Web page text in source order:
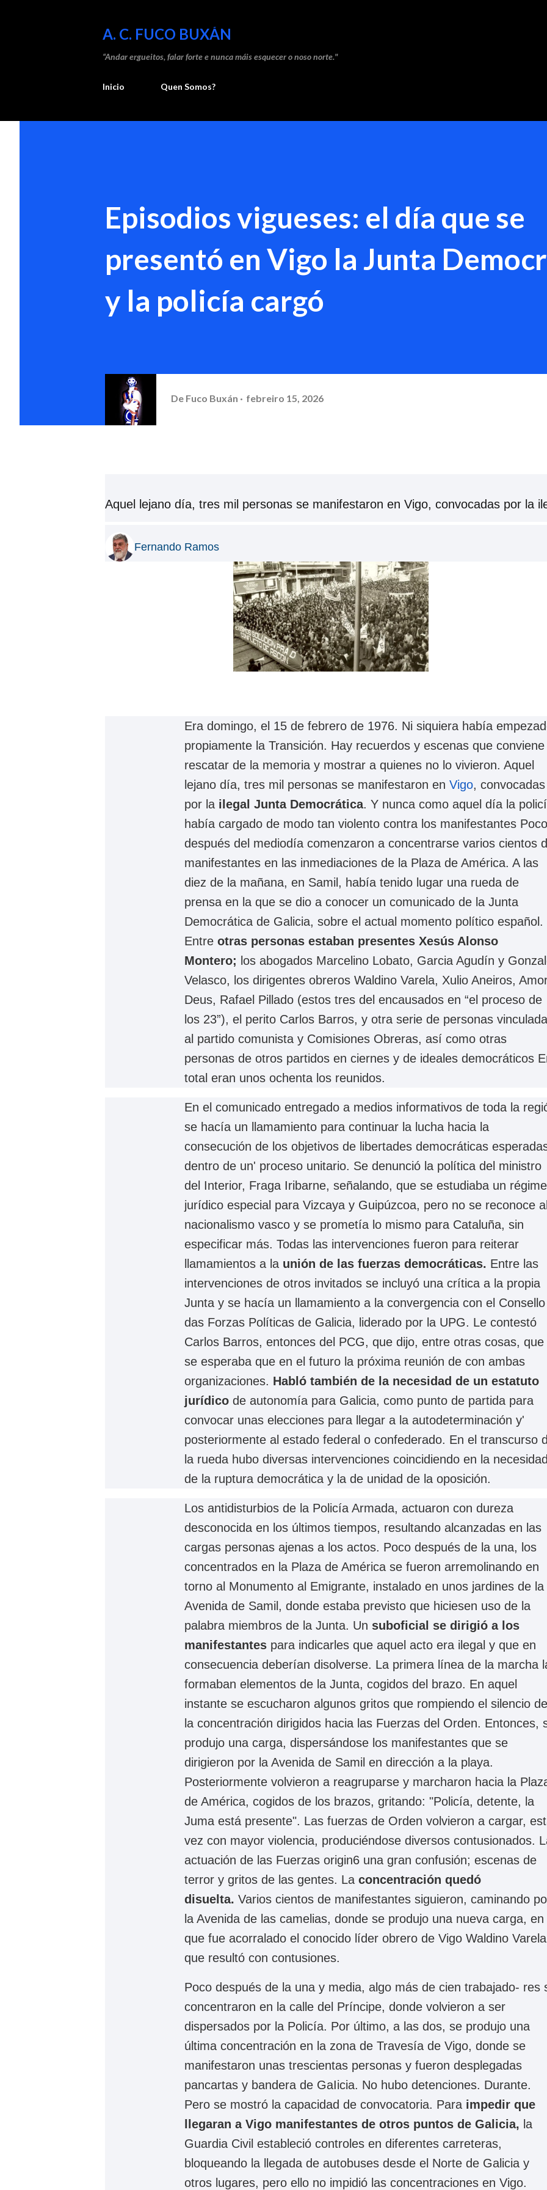
A. C. FUCO BUXÁN
“Andar ergueitos, falar forte e nunca máis esquecer o noso norte."
Inicio Quen Somos?
Episodios vigueses: el día que se
presentó en Vigo la Junta
y la policía cargó
De Fuco Buxán febreiro 15, 2026
Aquel lejano día, tres mil personas se manifestaron en Vigo, convocadas por la
Fernando Ramos
Era domingo, el 15 de febrero de 1976. Ni siquiera había empezado
propiamente la Transición. Hay recuerdos y escenas que conviene
rescatar de la memoria y mostrar a quienes no lo vivieron. Aquel
lejano día, tres mil personas se manifestaron en Vigo, convocadas
por la ilegal Junta Democrática. Y nunca como aquel día la
había cargado de modo tan violento contra los manifestantes Poco
después del mediodía comenzaron a concentrarse varios cientos
manifestantes en las inmediaciones de la Plaza de América. A las
diez de la mañana, en Samil, había tenido lugar una rueda de
prensa en la que se dio a conocer un comunicado de la Junta
Democrática de Galicia, sobre el actual momento político español.
Entre otras personas estaban presentes Xesús Alonso
Montero; los abogados Marcelino Lobato, Garcia Agudín y
Velasco, los dirigentes obreros Waldino Varela, Xulio Aneiros,
Deus, Rafael Pillado (estos tres del encausados en “el proceso de
los 23”), el perito Carlos Barros, y otra serie de personas
al partido comunista y Comisiones Obreras, así como otras
personas de otros partidos en ciernes y de ideales democráticos
total eran unos ochenta los reunidos.
En el comunicado entregado a medios informativos de toda la
se hacía un llamamiento para continuar la lucha hacia la
consecución de los objetivos de libertades democráticas
dentro de un' proceso unitario. Se denunció la política del ministro
del Interior, Fraga Iribarne, señalando, que se estudiaba un
jurídico especial para Vizcaya y Guipúzcoa, pero no se reconoce
nacionalismo vasco y se prometía lo mismo para Cataluña, sin
especificar más. Todas las intervenciones fueron para reiterar
llamamientos a la unión de las fuerzas democráticas. Entre las
intervenciones de otros invitados se incluyó una crítica a la propia
Junta y se hacía un llamamiento a la convergencia con el Consello
das Forzas Políticas de Galicia, liderado por la UPG. Le contestó
Carlos Barros, entonces del PCG, que dijo, entre otras cosas, que
se esperaba que en el futuro la próxima reunión de con ambas
organizaciones. Habló también de la necesidad de un estatuto
jurídico de autonomía para Galicia, como punto de partida para
convocar unas elecciones para llegar a la autodeterminación y'
posteriormente al estado federal o confederado. En el transcurso
la rueda hubo diversas intervenciones coincidiendo en la
de la ruptura democrática y la de unidad de la oposición.
Los antidisturbios de la Policía Armada, actuaron con dureza
desconocida en los últimos tiempos, resultando alcanzadas en las
cargas personas ajenas a los actos. Poco después de la una, los
concentrados en la Plaza de América se fueron arremolinando en
torno al Monumento al Emigrante, instalado en unos jardines de la
Avenida de Samil, donde estaba previsto que hiciesen uso de la
palabra miembros de la Junta. Un suboficial se dirigió a los
manifestantes para indicarles que aquel acto era ilegal y que en
consecuencia deberían disolverse. La primera línea de la marcha
formaban elementos de la Junta, cogidos del brazo. En aquel
instante se escucharon algunos gritos que rompiendo el silencio de
la concentración dirigidos hacia las Fuerzas del Orden. Entonces,
produjo una carga, dispersándose los manifestantes que se
dirigieron por la Avenida de Samil en dirección a la playa.
Posteriormente volvieron a reagruparse y marcharon hacia la
de América, cogidos de los brazos, gritando: "Policía, detente, la
Juma está presente". Las fuerzas de Orden volvieron a cargar,
vez con mayor violencia, produciéndose diversos contusionados.
actuación de las Fuerzas origin6 una gran confusión; escenas de
terror y gritos de las gentes. La concentración quedó
disuelta. Varios cientos de manifestantes siguieron, caminando
la Avenida de las camelias, donde se produjo una nueva carga, en
que fue acorralado el conocido líder obrero de Vigo Waldino
que resultó con contusiones.
Poco después de la una y media, algo más de cien trabajado- res
concentraron en la calle del Príncipe, donde volvieron a ser
dispersados por la Policía. Por último, a las dos, se produjo una
última concentración en la zona de Travesía de Vigo, donde se
manifestaron unas trescientas personas y fueron desplegadas
pancartas y bandera de GaIicia. No hubo detenciones. Durante.
Pero se mostró la capacidad de convocatoria. Para impedir que
llegaran a Vigo manifestantes de otros puntos de Galicia, la
Guardia Civil estableció controles en diferentes carreteras,
bloqueando la llegada de autobuses desde el Norte de Galicia y
otros lugares, pero ello no impidió las concentraciones en Vigo.